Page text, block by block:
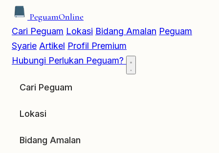
PeguamOnline
Cari Peguam Lokasi Bidang Amalan Peguam
Syarie Artikel Profil Premium
Hubungi Perlukan Peguam?
Cari Peguam
Lokasi
Bidang Amalan